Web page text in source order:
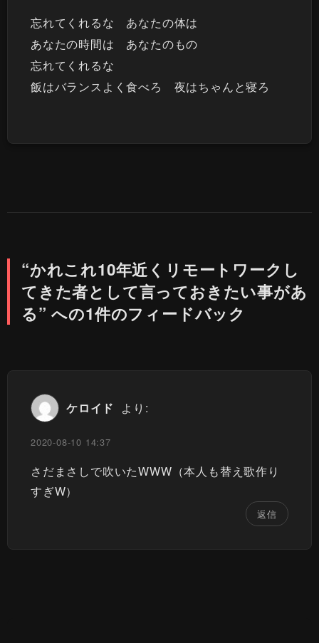
忘れてくれるな あなたの体は
あなたの時間は あなたのもの
忘れてくれるな
飯はバランスよく食べろ 夜はちゃんと寝ろ
“かれこれ10年近くリモートワークし
てきた者として言っておきたい事があ
る” への1件のフィードバック
ケロイド より:
2020-08-10 14:37
さだまさしで吹いたWWW（本人も替え歌作り
すぎW）
返信